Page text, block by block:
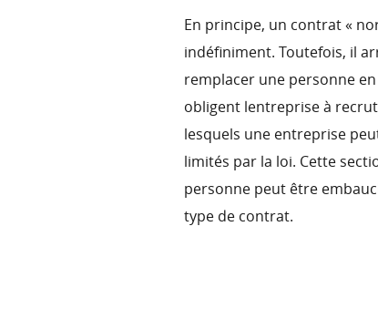
En principe, un contrat «
indéfiniment. Toutefois, il
remplacer une personne
obligent lentreprise à
lesquels une entreprise
limités par la loi. Cette
personne peut être
type de contrat.